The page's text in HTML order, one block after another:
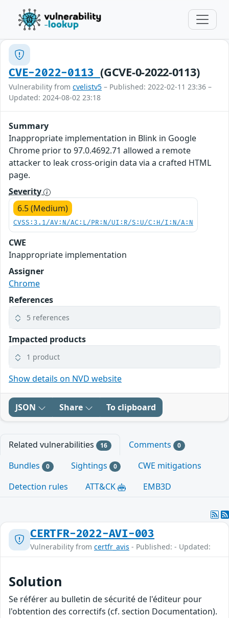
CVE-2022-0113(GCVE-0-2022-0113)
Vulnerability from cvelistv5 – Published: 2022-02-11 23:36 –
Updated: 2024-08-02 23:18
Summary
Inappropriate implementation in Blink in Google
Chrome prior to 97.0.4692.71 allowed a remote
attacker to leak cross-origin data via a crafted HTML
page.
Severity
6.5 (Medium)
CVSS:3.1/AV:N/AC:L/PR:N/UI:R/S:U/C:H/I:N/A:N
CWE
Inappropriate implementation
Assigner
Chrome
References
5 references
Impacted products
1 product
Show details on NVD website
JSON Share To clipboard
Related vulnerabilities 16 Comments 0
Bundles 0 Sightings 0
CWE mitigations
Detection rules
ATT&CK EMB3D
CERTFR-2022-AVI-003
Vulnerability from certfr_avis - Published: - Updated:
Solution
Se référer au bulletin de sécurité de l'éditeur pour
l'obtention des correctifs (cf. section Documentation).